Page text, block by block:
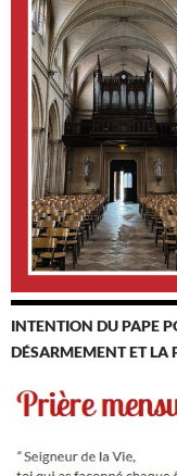
INTENTION DU PAPE
DÉSARMEMENT ET LA